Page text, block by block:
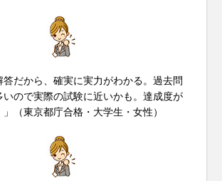
答だから、確実に実力がわかる。過去問
いので実際の試験に近いかも。達成度が
（東京都庁合格・大学生・女性）